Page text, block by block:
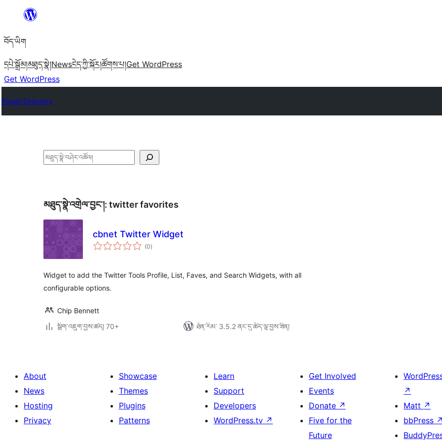
content
བོད་ཡིག
དཔེ་སྒྲོམ།མཐུད་སྣེ།Newsངེད་ཀྱི་སྐོར།ཚོགས་པ།Get WordPress
Get WordPress
Plugin Directory
བཤེར་
མཐུད་སྣེ་འགྲེལ་བྱང་།: twitter favorites
cbnet Twitter Widget
(0གདེང་
འཇོག་
)
Widget to add the Twitter Tools Profile, List, Faves, and Search Widgets, with all
configurable options.
Chip Bennett
སྒྲིག་འཇུག་བྱས་ཚད། 70+
ཐོན་རིམ་ 3.5.2 ནང་དུ་ཚོད་ལྟ་བྱས་ཟིན།
About
News
Hosting
Privacy
Showcase
Themes
Plugins
Patterns
Learn
Support
Developers
WordPress.tv ↗
Get Involved
Events
Donate ↗
Five for the
Future
↗
Matt ↗
bbPress ↗